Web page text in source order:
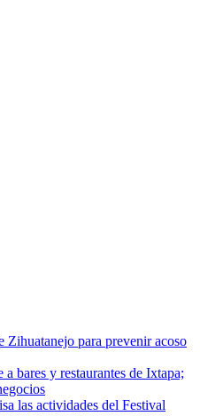
Zihuatanejo para prevenir acoso
bares y restaurantes de Ixtapa;
las actividades del Festival